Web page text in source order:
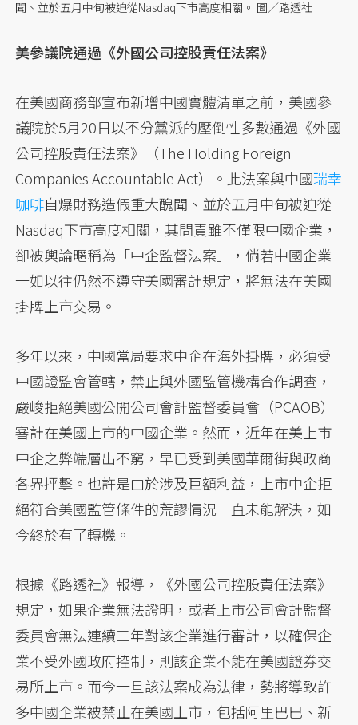
聞、並於五月中旬被迫從Nasdaq下市高度相關。 圖／路透社
美參議院通過《外國公司控股責任法案》
在美國商務部宣布新增中國實體清單之前，美國參
議院於5月20日以不分黨派的壓倒性多數通過《外國
公司控股責任法案》（The Holding Foreign
Companies Accountable Act）。此法案與中國瑞幸
咖啡自爆財務造假重大醜聞、並於五月中旬被迫從
Nasdaq下市高度相關，其問責雖不僅限中國企業，
卻被輿論暱稱為「中企監督法案」，倘若中國企業
一如以往仍然不遵守美國審計規定，將無法在美國
掛牌上市交易。
多年以來，中國當局要求中企在海外掛牌，必須受
中國證監會管轄，禁止與外國監管機構合作調查，
嚴峻拒絕美國公開公司會計監督委員會（PCAOB）
審計在美國上市的中國企業。然而，近年在美上市
中企之弊端層出不窮，早已受到美國華爾街與政商
各界抨擊。也許是由於涉及巨額利益，上市中企拒
絕符合美國監管條件的荒謬情況一直未能解決，如
今終於有了轉機。
根據《路透社》報導，《外國公司控股責任法案》
規定，如果企業無法證明，或者上市公司會計監督
委員會無法連續三年對該企業進行審計，以確保企
業不受外國政府控制，則該企業不能在美國證券交
易所上市。而今一旦該法案成為法律，勢將導致許
多中國企業被禁止在美國上市，包括阿里巴巴、新